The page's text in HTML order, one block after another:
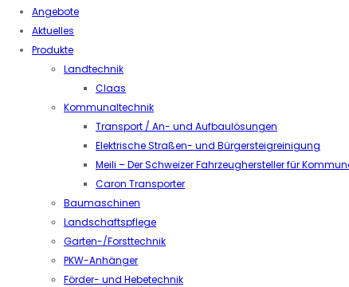
Angebote
Aktuelles
Produkte
Landtechnik
Claas
Kommunaltechnik
Transport / An- und Aufbaulösungen
Elektrische Straßen- und Bürgersteigreinigung
Meili – Der Schweizer Fahrzeughersteller für
Caron Transporter
Baumaschinen
Landschaftspflege
Garten-/Forsttechnik
PKW-Anhänger
Förder- und Hebetechnik